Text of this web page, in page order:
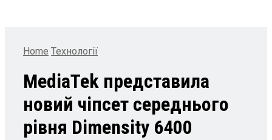
Home Технології
MediaTek представила
новий чіпсет середнього
рівня Dimensity 6400